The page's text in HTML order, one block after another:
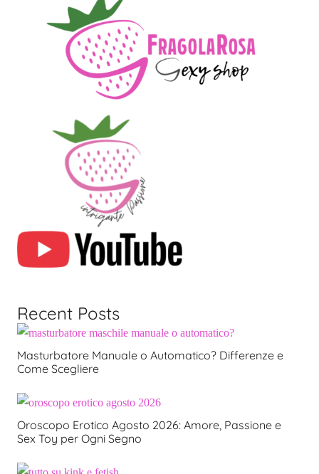
Recent Posts
Masturbatore Manuale o Automatico? Differenze e
Come Scegliere
Oroscopo Erotico Agosto 2026: Amore, Passione e
Sex Toy per Ogni Segno